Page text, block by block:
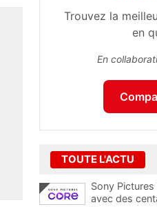
Trouvez la
en
En
TOUTE L'ACTU
Sony
avec des